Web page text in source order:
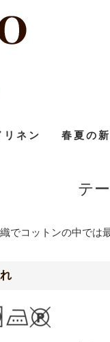
リネン 春夏の
テ
でコットンの中で